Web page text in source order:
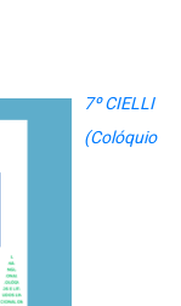
7º CIELLI
(Colóquio